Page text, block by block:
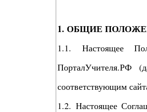
1. ОБЩИЕ
1.1. Настоящее
ПорталУчителя.РФ
соответствующим
1.2. Настоящее